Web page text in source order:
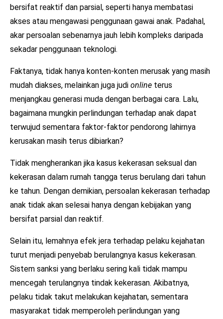
bersifat reaktif dan parsial, seperti hanya membatasi
akses atau mengawasi penggunaan gawai anak. Padahal,
akar persoalan sebenarnya jauh lebih kompleks daripada
sekadar penggunaan teknologi.
Faktanya, tidak hanya konten-konten merusak yang masih
mudah diakses, melainkan juga judi online terus
menjangkau generasi muda dengan berbagai cara. Lalu,
bagaimana mungkin perlindungan terhadap anak dapat
terwujud sementara faktor-faktor pendorong lahirnya
kerusakan masih terus dibiarkan?
Tidak mengherankan jika kasus kekerasan seksual dan
kekerasan dalam rumah tangga terus berulang dari tahun
ke tahun. Dengan demikian, persoalan kekerasan terhadap
anak tidak akan selesai hanya dengan kebijakan yang
bersifat parsial dan reaktif.
Selain itu, lemahnya efek jera terhadap pelaku kejahatan
turut menjadi penyebab berulangnya kasus kekerasan.
Sistem sanksi yang berlaku sering kali tidak mampu
mencegah terulangnya tindak kekerasan. Akibatnya,
pelaku tidak takut melakukan kejahatan, sementara
masyarakat tidak memperoleh perlindungan yang